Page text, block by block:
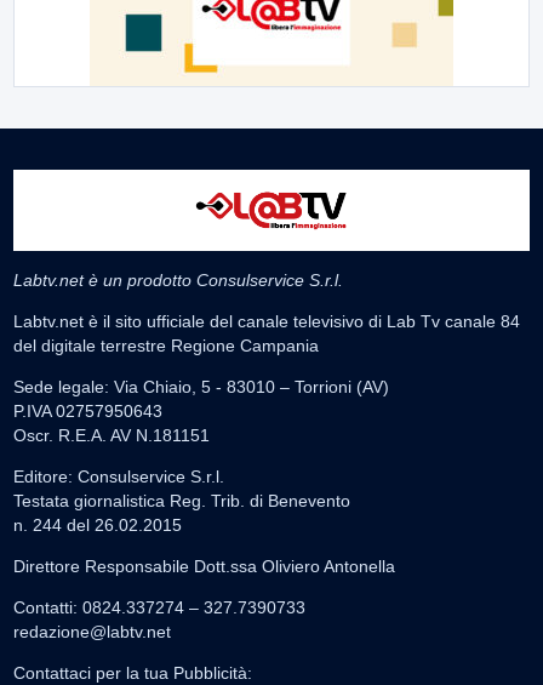
Labtv.net è un prodotto Consulservice S.r.l.
Labtv.net è il sito ufficiale del canale televisivo di Lab Tv canale 84
del digitale terrestre Regione Campania
Sede legale: Via Chiaio, 5 - 83010 – Torrioni (AV)
P.IVA 02757950643
Oscr. R.E.A. AV N.181151
Editore: Consulservice S.r.l.
Testata giornalistica Reg. Trib. di Benevento
n. 244 del 26.02.2015
Direttore Responsabile Dott.ssa Oliviero Antonella
Contatti: 0824.337274 – 327.7390733
redazione@labtv.net
Contattaci per la tua Pubblicità: